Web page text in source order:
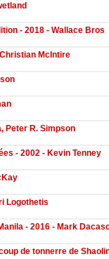
- 2018 - Wallace Bros
McIntire
Peter R. Simpson
- 2002 - Kevin Tenney
Logothetis
- 2016 - Mark
de tonnerre de